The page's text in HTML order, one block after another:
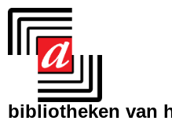
bibliotheken van